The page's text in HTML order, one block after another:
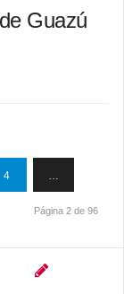
Guazú
4 …
Página 2 de 96